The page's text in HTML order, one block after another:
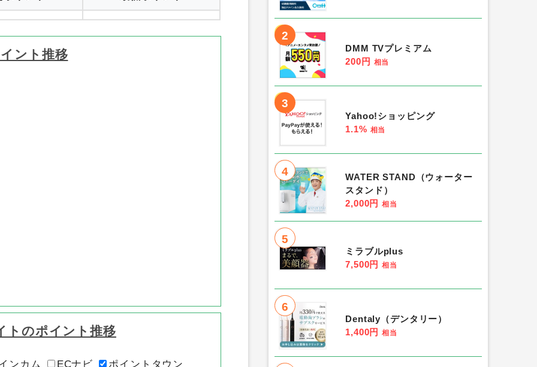
ポイント
2
DMM TVプレミアム
200円 相当
3
Yahoo!ショッピング
1.1% 相当
4
WATER STAND（ウォーター
スタンド）
2,000円 相当
5
ミラブルplus
7,500円 相当
6
Dentaly（デンタリー）
1,400円 相当